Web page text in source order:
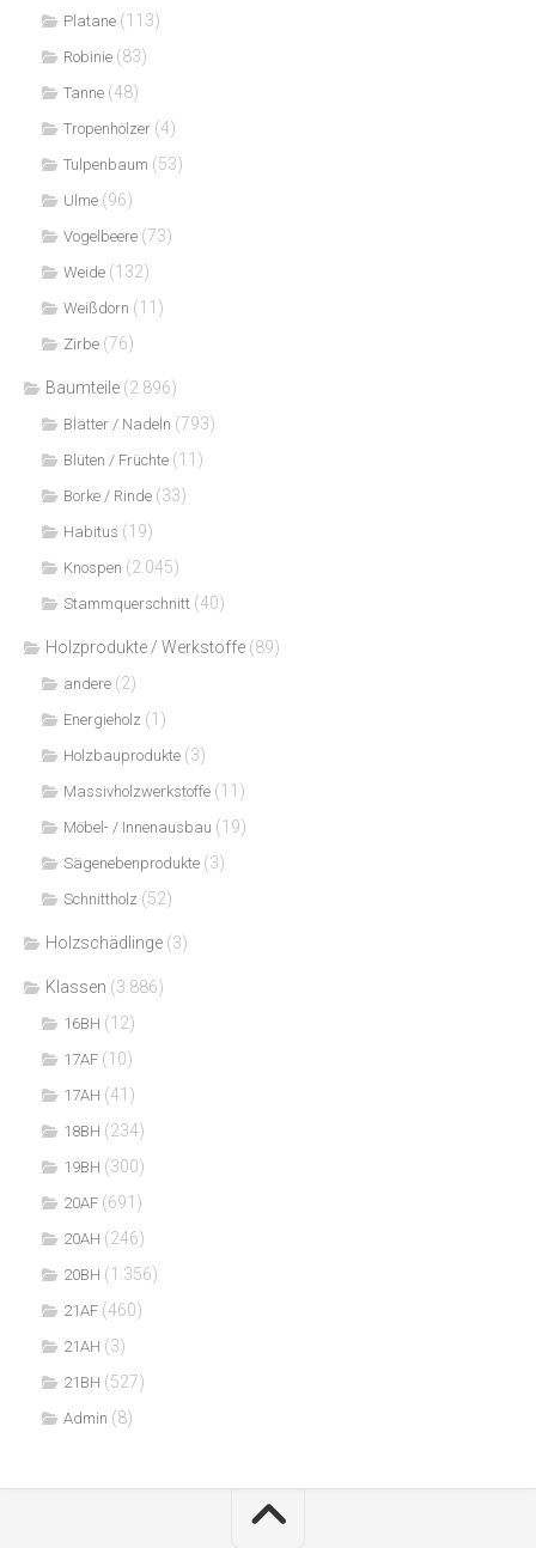
Platane (113)
Robinie (83)
Tanne (48)
Tropenhölzer (4)
Tulpenbaum (53)
Ulme (96)
Vogelbeere (73)
Weide (132)
Weißdorn (11)
Zirbe (76)
Baumteile (2.896)
Blätter / Nadeln (793)
Blüten / Früchte (11)
Borke / Rinde (33)
Habitus (19)
Knospen (2.045)
Stammquerschnitt (40)
Holzprodukte / Werkstoffe (89)
andere (2)
Energieholz (1)
Holzbauprodukte (3)
Massivholzwerkstoffe (11)
Möbel- / Innenausbau (19)
Sägenebenprodukte (3)
Schnittholz (52)
Holzschädlinge (3)
Klassen (3.886)
16BH (12)
17AF (10)
17AH (41)
18BH (234)
19BH (300)
20AF (691)
20AH (246)
20BH (1.356)
21AF (460)
21AH (3)
21BH (527)
Admin (8)